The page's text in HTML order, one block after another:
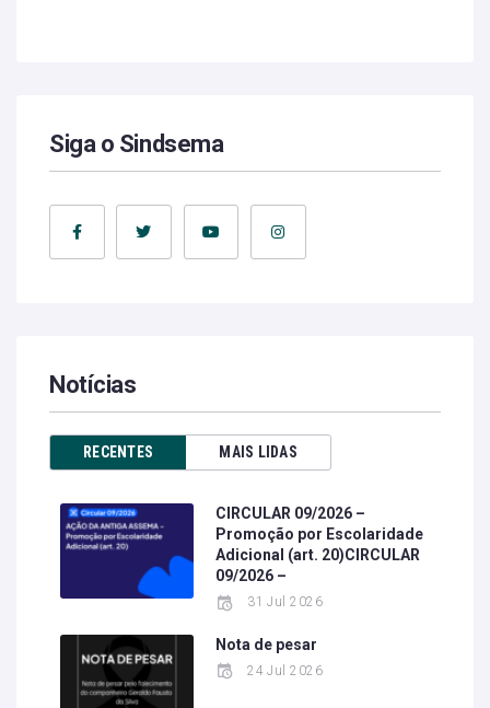
Siga o Sindsema
Notícias
RECENTES MAIS LIDAS
CIRCULAR 09/2026 –
Promoção por Escolaridade
Adicional (art. 20)CIRCULAR
09/2026 –
31 Jul 2026
Nota de pesar
24 Jul 2026